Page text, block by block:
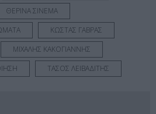
ΘΕΡΙΝΑ ΣΙΝΕΜΑ
ΚΩΣΤΑΣ ΓΑΒΡΑΣ
ΜΙΧΑΛΗΣ ΚΑΚΟΓΙΑΝΝΗΣ
ΤΑΣΟΣ ΛΕΙΒΑΔΙΤΗΣ